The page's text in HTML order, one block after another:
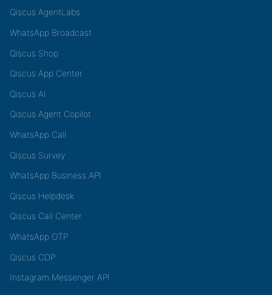
Qiscus AgentLabs
WhatsApp Broadcast
Qiscus Shop
Qiscus App Center
Qiscus AI
Qiscus Agent Copilot
WhatsApp Call
Qiscus Survey
WhatsApp Business API
Qiscus Helpdesk
Qiscus Call Center
WhatsApp OTP
Qiscus CDP
Instagram Messenger API